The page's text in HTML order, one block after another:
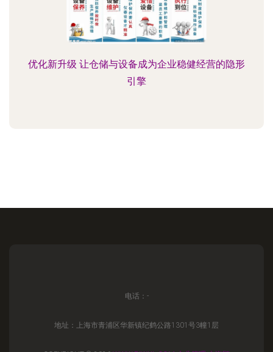
优化新升级 让仓储与设备成为企业稳健经营的隐形
引擎
电话：-
地址：上海市青浦区华新镇纪鹤公路1301号3幢1层